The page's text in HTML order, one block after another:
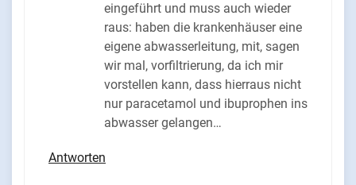
eingeführt und muss auch wieder
raus: haben die krankenhäuser eine
eigene abwasserleitung, mit, sagen
wir mal, vorfiltrierung, da ich mir
vorstellen kann, dass hierraus nicht
nur paracetamol und ibuprophen ins
abwasser gelangen…
Antworten